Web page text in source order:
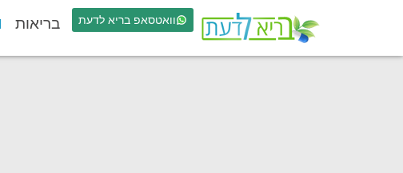
וואטסאפ בריא לדעת בריאות